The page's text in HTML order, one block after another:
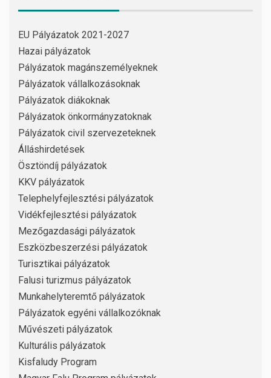
EU Pályázatok 2021-2027
Hazai pályázatok
Pályázatok magánszemélyeknek
Pályázatok vállalkozásoknak
Pályázatok diákoknak
Pályázatok önkormányzatoknak
Pályázatok civil szervezeteknek
Álláshirdetések
Ösztöndíj pályázatok
KKV pályázatok
Telephelyfejlesztési pályázatok
Vidékfejlesztési pályázatok
Mezőgazdasági pályázatok
Eszközbeszerzési pályázatok
Turisztikai pályázatok
Falusi turizmus pályázatok
Munkahelyteremtő pályázatok
Pályázatok egyéni vállalkozóknak
Művészeti pályázatok
Kulturális pályázatok
Kisfaludy Program